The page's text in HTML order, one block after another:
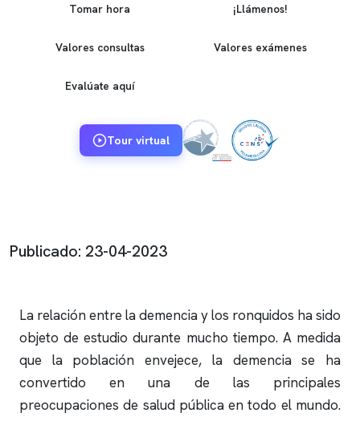
Tomar hora ¡Llámenos!
Valores consultas Valores exámenes
Evalúate aquí
Tour virtual
Publicado: 23-04-2023
La relación entre la demencia y los ronquidos ha sido
objeto de estudio durante mucho tiempo. A medida
que la población envejece, la demencia se ha
convertido en una de las principales
preocupaciones de salud pública en todo el mundo.